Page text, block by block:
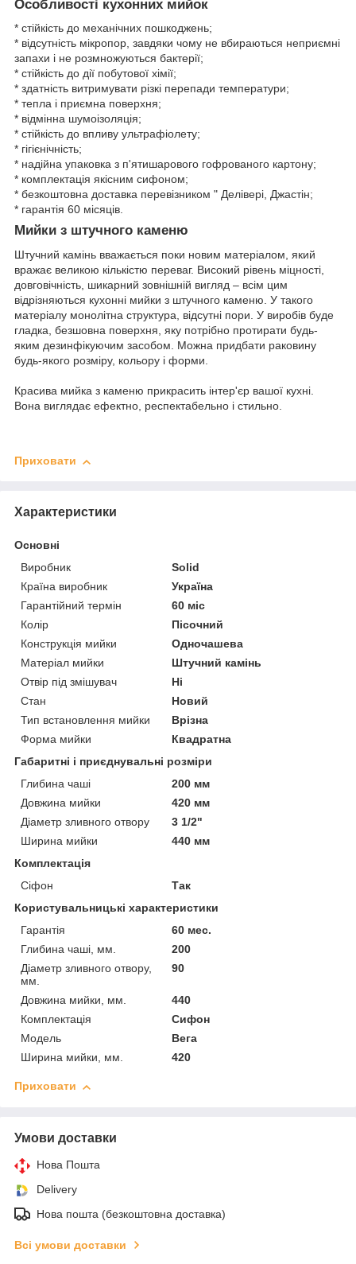
Особливості кухонних мийок
* стійкість до механічних пошкоджень;
* відсутність мікропор, завдяки чому не вбираються неприємні
запахи і не розмножуються бактерії;
* стійкість до дії побутової хімії;
* здатність витримувати різкі перепади температури;
* тепла і приємна поверхня;
* відмінна шумоізоляція;
* стійкість до впливу ультрафіолету;
* гігієнічність;
* надійна упаковка з п'ятишарового гофрованого картону;
* комплектація якісним сифоном;
* безкоштовна доставка перевізником " Делівері, Джастін;
* гарантія 60 місяців.
Мийки з штучного каменю
Штучний камінь вважається поки новим матеріалом, який
вражає великою кількістю переваг. Високий рівень міцності,
довговічність, шикарний зовнішній вигляд – всім цим
відрізняються кухонні мийки з штучного каменю. У такого
матеріалу монолітна структура, відсутні пори. У виробів буде
гладка, безшовна поверхня, яку потрібно протирати будь-
яким дезинфікуючим засобом. Можна придбати раковину
будь-якого розміру, кольору і форми.
Красива мийка з каменю прикрасить інтер'єр вашої кухні.
Вона виглядає ефектно, респектабельно і стильно.
Приховати
Характеристики
Основні
Виробник
Solid
Країна виробник
Україна
Гарантійний термін
60 міс
Колір
Пісочний
Конструкція мийки
Одночашева
Матеріал мийки
Штучний камінь
Отвір під змішувач
Ні
Стан
Новий
Тип встановлення мийки
Врізна
Форма мийки
Квадратна
Габаритні і приєднувальні розміри
Глибина чаші
200 мм
Довжина мийки
420 мм
Діаметр зливного отвору
3 1/2"
Ширина мийки
440 мм
Комплектація
Сіфон
Так
Користувальницькі характеристики
Гарантія
60 мес.
Глибина чаші, мм.
200
Діаметр зливного отвору,
мм.
90
Довжина мийки, мм.
440
Комплектація
Сифон
Мoдель
Вега
Ширина мийки, мм.
420
Приховати
Умови доставки
Нова Пошта
Delivery
Нова пошта (безкоштовна доставка)
Всі умови доставки